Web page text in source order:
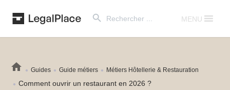
for:
MENU
Guides Guide métiers Métiers Hôtellerie & Restauration
Comment ouvrir un restaurant en 2026 ?